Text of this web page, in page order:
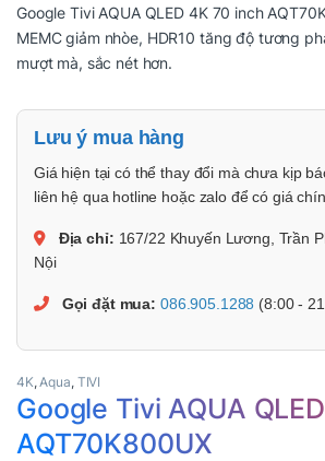
Google Tivi AQUA QLED 4K 70 inch
MEMC giảm nhòe, HDR10 tăng độ tương
mượt mà, sắc nét hơn.
Lưu ý mua hàng
Giá hiện tại có thể thay đổi mà chưa kịp
liên hệ qua hotline hoặc zalo để có giá
Địa chỉ: 167/22 Khuyến Lương, Trần
Nội
Gọi đặt mua: 086.905.1288 (8:00 -
4K, Aqua, TIVI
Google Tivi AQUA
AQT70K800UX